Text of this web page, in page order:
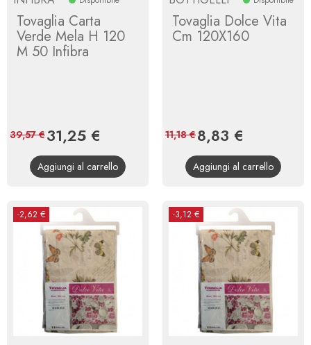
Tovaglia Carta
Verde Mela H 120
M 50 Infibra
Prezzo
31,25 €
base
39,57 €
Aggiungi al carrello
Tovaglia Dolce Vita
Cm 120X160
Prezzo
8,83 €
base
11,18 €
Aggiungi al carrello
-2,62 € -3,12 €